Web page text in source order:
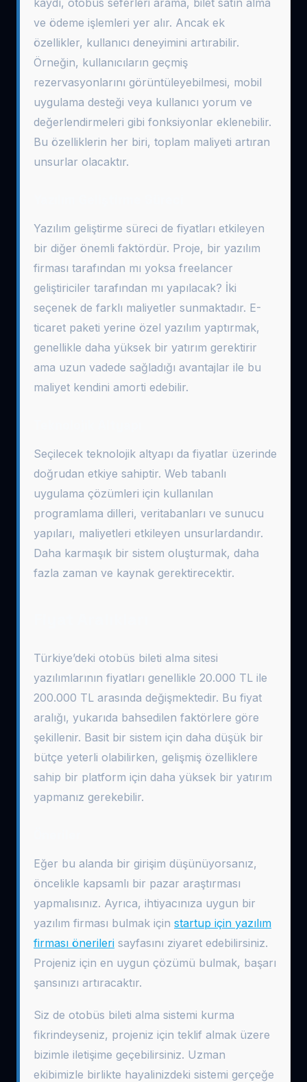
ve ödeme işlemleri yer alır. Ancak ek
özellikler, kullanıcı deneyimini artırabilir.
Örneğin, kullanıcıların geçmiş
rezervasyonlarını görüntüleyebilmesi, mobil
uygulama desteği veya kullanıcı yorum ve
değerlendirmeleri gibi fonksiyonlar eklenebilir.
Bu özelliklerin her biri, toplam maliyeti artıran
unsurlar olacaktır.
Yazılım geliştirme süreci de fiyatları etkileyen
bir diğer önemli faktördür. Proje, bir yazılım
firması tarafından mı yoksa freelancer
geliştiriciler tarafından mı yapılacak? İki
seçenek de farklı maliyetler sunmaktadır. E-
ticaret paketi yerine özel yazılım yaptırmak,
genellikle daha yüksek bir yatırım gerektirir
ama uzun vadede sağladığı avantajlar ile bu
maliyet kendini amorti edebilir.
Seçilecek teknolojik altyapı da fiyatlar üzerinde
doğrudan etkiye sahiptir. Web tabanlı
uygulama çözümleri için kullanılan
programlama dilleri, veritabanları ve sunucu
yapıları, maliyetleri etkileyen unsurlardandır.
Daha karmaşık bir sistem oluşturmak, daha
fazla zaman ve kaynak gerektirecektir.
Türkiye’deki otobüs bileti alma sitesi
yazılımlarının fiyatları genellikle 20.000 TL ile
200.000 TL arasında değişmektedir. Bu fiyat
aralığı, yukarıda bahsedilen faktörlere göre
şekillenir. Basit bir sistem için daha düşük bir
bütçe yeterli olabilirken, gelişmiş özelliklere
sahip bir platform için daha yüksek bir yatırım
yapmanız gerekebilir.
Eğer bu alanda bir girişim düşünüyorsanız,
öncelikle kapsamlı bir pazar araştırması
yapmalısınız. Ayrıca, ihtiyacınıza uygun bir
yazılım firması bulmak için startup için yazılım
firması önerileri sayfasını ziyaret edebilirsiniz.
Projeniz için en uygun çözümü bulmak, başarı
şansınızı artıracaktır.
Siz de otobüs bileti alma sistemi kurma
fikrindeyseniz, projeniz için teklif almak üzere
bizimle iletişime geçebilirsiniz. Uzman
ekibimizle birlikte hayalinizdeki sistemi gerçeğe